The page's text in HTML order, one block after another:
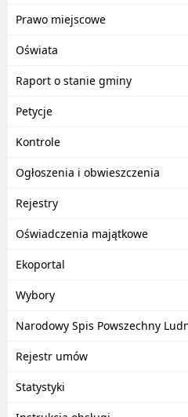
Prawo miejscowe
Oświata
Raport o stanie gminy
Petycje
Kontrole
Ogłoszenia i obwieszczenia
Rejestry
Oświadczenia majątkowe
Ekoportal
Wybory
Narodowy Spis Powszechny
Rejestr umów
Statystyki